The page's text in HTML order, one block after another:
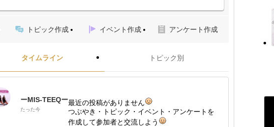
トピック作成 イベント作成 アンケート作成
タイムライン トピック別
ーMIS-TEEQー
たった今
最近の投稿がありません
つぶやき・トピック・イベント・アンケートを
作成して参加者と交流しよう